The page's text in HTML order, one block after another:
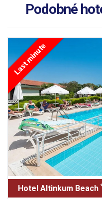
Podobné
Last minute
Hotel Altinkum Beach